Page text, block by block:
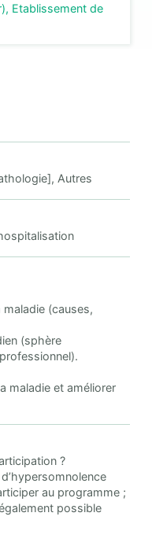
Etablissement de
Autres
(causes,
(sphère
maladie et améliorer
?
au programme ;
possible